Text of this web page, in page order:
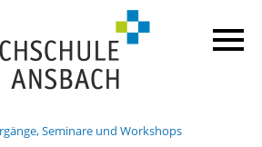
Seminare und Workshops